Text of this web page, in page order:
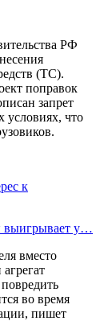
РФ
(ТС).
поправок
запрет
условиях, что
к
выигрывает у…
вместо
во время
пишет